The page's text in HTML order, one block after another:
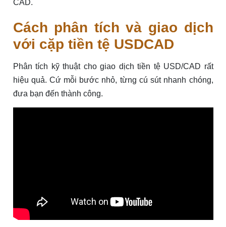
CAD.
Cách phân tích và giao dịch
với cặp tiền tệ USDCAD
Phân tích kỹ thuật cho giao dịch tiền tệ USD/CAD rất
hiệu quả. Cứ mỗi bước nhỏ, từng cú sút nhanh chóng,
đưa bạn đến thành công.